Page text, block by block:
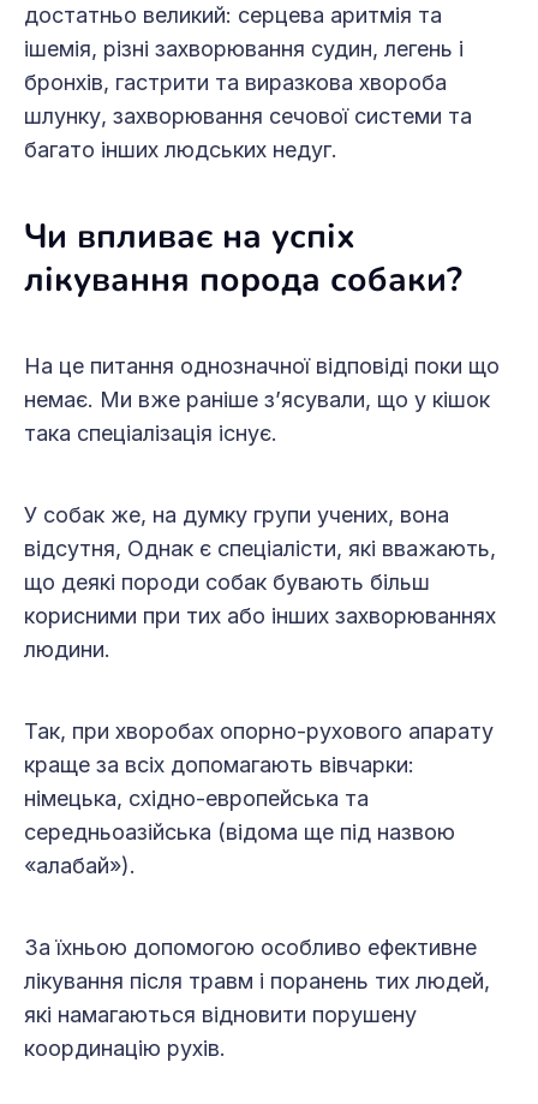
достатньо великий: серцева аритмія та
ішемія, різні захворювання судин, легень і
бронхів, гастрити та виразкова хвороба
шлунку, захворювання сечової системи та
багато інших людських недуг.
Чи впливає на успіх
лікування порода собаки?
На це питання однозначної відповіді поки що
немає. Ми вже раніше з’ясували, що у кішок
така спеці­алізація існує.
У собак же, на думку групи учених, вона
відсутня, Однак є спе­ціалісти, які вважають,
що деякі породи собак бувають більш
корисними при тих або інших захворюваннях
людини.
Так, при хворобах опорно-рухового апарату
краще за всіх допомагають вівчарки:
німецька, східно-евро­­­пейська та
середньоазійська (ві­дома ще під назвою
«алабай»).
За їхньою допомогою особливо ефективне
лікування після травм і поранень тих людей,
які намагаються відновити порушену
координацію рухів.